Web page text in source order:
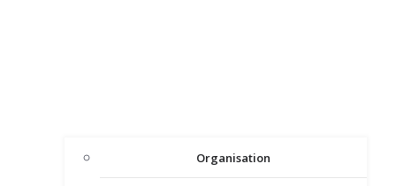
Organisation